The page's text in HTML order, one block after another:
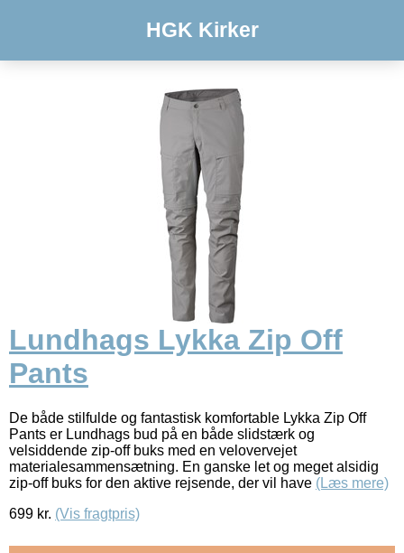
HGK Kirker
Lundhags Lykka Zip Off
Pants
De både stilfulde og fantastisk komfortable Lykka Zip Off
Pants er Lundhags bud på en både slidstærk og
velsiddende zip-off buks med en velovervejet
materialesammensætning. En ganske let og meget alsidig
zip-off buks for den aktive rejsende, der vil have (Læs mere)
699 kr. (Vis fragtpris)